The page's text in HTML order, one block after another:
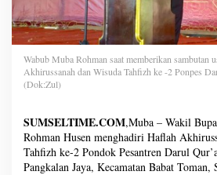
Wabub Muba Rohman saat memberikan sambutan
Akhirussanah dan Wisuda Tahfizh ke -2 Ponpes
(Dok:Zul)
SUMSELTIME.COM,Muba – Wakil
Rohman Husen menghadiri Haflah
Tahfizh ke-2 Pondok Pesantren Darul
Pangkalan Jaya, Kecamatan Babat Toman,